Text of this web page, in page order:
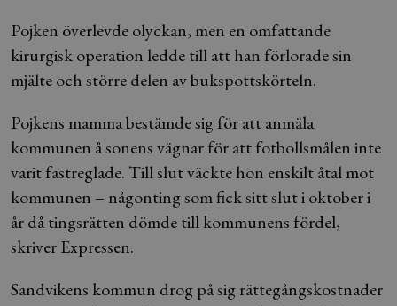
Pojken överlevde olyckan, men en omfattande
kirurgisk operation ledde till att han förlorade sin
mjälte och större delen av bukspottskörteln.
Pojkens mamma bestämde sig för att anmäla
kommunen å sonens vägnar för att fotbollsmålen inte
varit fastreglade. Till slut väckte hon enskilt åtal mot
kommunen – någonting som fick sitt slut i oktober i
år då tingsrätten dömde till kommunens fördel,
skriver Expressen.
Sandvikens kommun drog på sig rättegångskostnader